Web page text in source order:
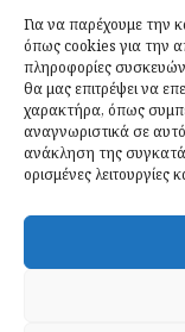
Για να παρέχουμε την
όπως cookies για την
πληροφορίες
θα μας επιτρέψει να
χαρακτήρα, όπως
αναγνωριστικά σε
ανάκληση της
ορισμένες λειτουργίες
Ιδανικές Τροφές 26
Εγγραφείτε
Έχω διαβάσει